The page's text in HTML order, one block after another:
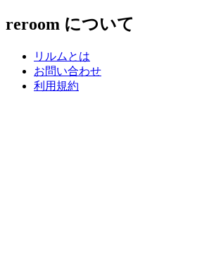
reroom について
リルムとは
お問い合わせ
利用規約